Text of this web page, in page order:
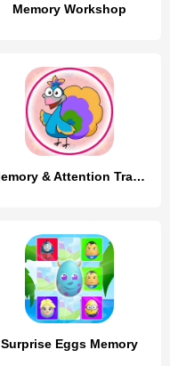
Memory Workshop
Memory & Attention Training
Surprise Eggs Memory